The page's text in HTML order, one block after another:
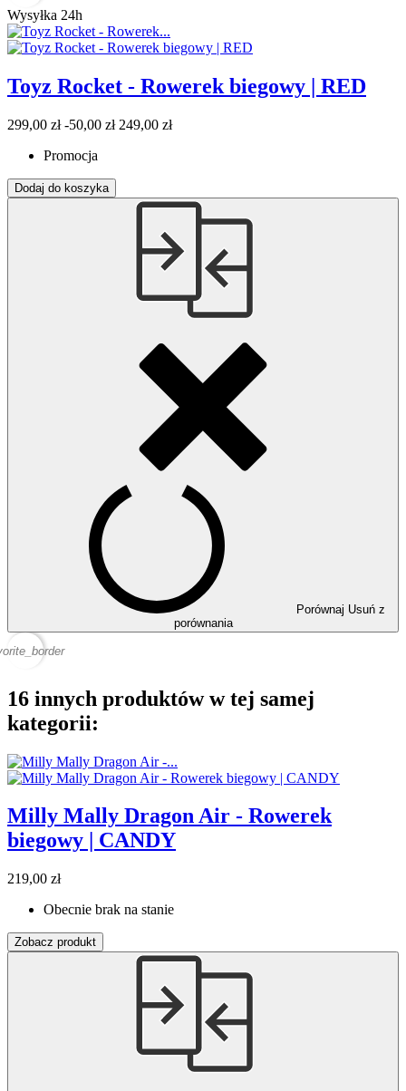
Wysyłka 24h
Toyz Rocket - Rowerek biegowy | RED
299,00 zł -50,00 zł 249,00 zł
Promocja
Dodaj do koszyka
Porównaj Usuń z
porównania
16 innych produktów w tej samej
kategorii:
Milly Mally Dragon Air - Rowerek
biegowy | CANDY
219,00 zł
Obecnie brak na stanie
Zobacz produkt